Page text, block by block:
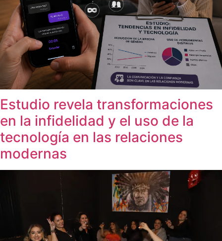
Estudio revela transformaciones
en la infidelidad y el uso de la
tecnología en las relaciones
modernas